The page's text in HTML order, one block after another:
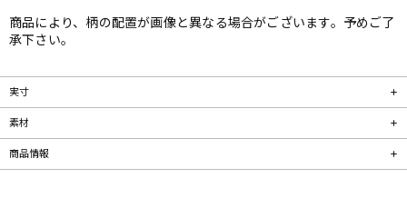
商品により、柄の配置が画像と異なる場合がございます。予めご了
承下さい。
実寸
素材
商品情報